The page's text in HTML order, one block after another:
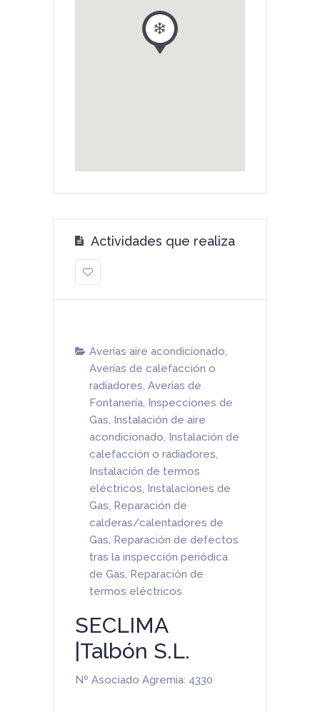
Actividades que realiza
Averías aire acondicionado,
Averías de calefacción o
radiadores, Averías de
Fontanería, Inspecciones de
Gas, Instalación de aire
acondicionado, Instalación de
calefacción o radiadores,
Instalación de termos
eléctricos, Instalaciones de
Gas, Reparación de
calderas/calentadores de
Gas, Reparación de defectos
tras la inspección periódica
de Gas, Reparación de
termos eléctricos
SECLIMA
|Talbón S.L.
Nº Asociado Agremia: 4330